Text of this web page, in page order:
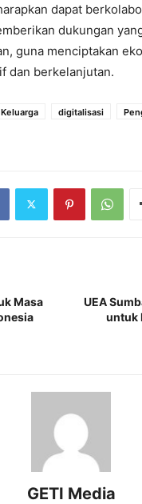
dapat
dukungan
guna menciptakan
dan berkelanjutan.
digitalisasi
Masa
UEA
untuk
GETI Media